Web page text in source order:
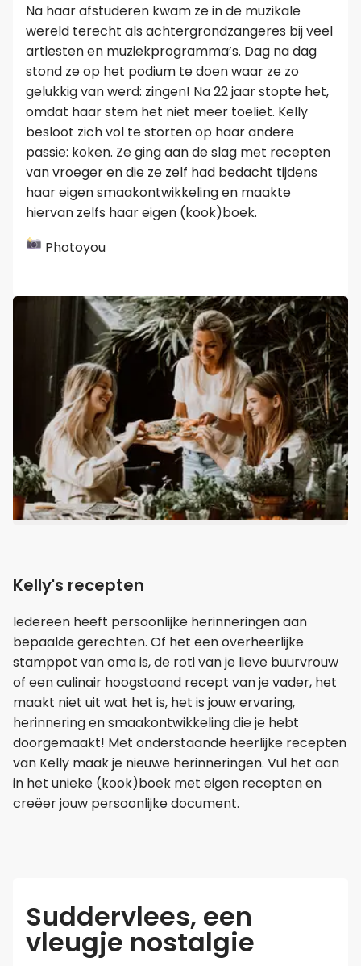
Na haar afstuderen kwam ze in de muzikale
wereld terecht als achtergrondzangeres bij veel
artiesten en muziekprogramma’s. Dag na dag
stond ze op het podium te doen waar ze zo
gelukkig van werd: zingen! Na 22 jaar stopte het,
omdat haar stem het niet meer toeliet. Kelly
besloot zich vol te storten op haar andere
passie: koken. Ze ging aan de slag met recepten
van vroeger en die ze zelf had bedacht tijdens
haar eigen smaakontwikkeling en maakte
hiervan zelfs haar eigen (kook)boek.
Photoyou
Kelly's recepten
Iedereen heeft persoonlijke herinneringen aan
bepaalde gerechten. Of het een overheerlijke
stamppot van oma is, de roti van je lieve buurvrouw
of een culinair hoogstaand recept van je vader, het
maakt niet uit wat het is, het is jouw ervaring,
herinnering en smaakontwikkeling die je hebt
doorgemaakt! Met onderstaande heerlijke recepten
van Kelly maak je nieuwe herinneringen. Vul het aan
in het unieke (kook)boek met eigen recepten en
creëer jouw persoonlijke document.
Suddervlees, een
vleugje nostalgie